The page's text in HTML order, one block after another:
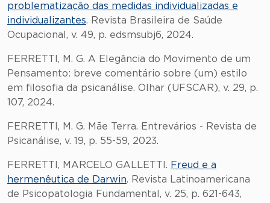
problematização das medidas individualizadas e
individualizantes. Revista Brasileira de Saúde
Ocupacional, v. 49, p. edsmsubj6, 2024.
FERRETTI, M. G. A Elegância do Movimento de um
Pensamento: breve comentário sobre (um) estilo
em filosofia da psicanálise. Olhar (UFSCAR), v. 29, p.
107, 2024.
FERRETTI, M. G. Mãe Terra. Entrevários - Revista de
Psicanálise, v. 19, p. 55-59, 2023.
FERRETTI, MARCELO GALLETTI. Freud e a
hermenêutica de Darwin. Revista Latinoamericana
de Psicopatologia Fundamental, v. 25, p. 621-643,